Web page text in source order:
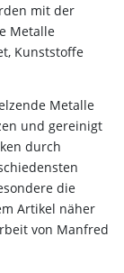
mit der
Metalle
Kunststoffe
Metalle
und gereinigt
durch
die
Artikel näher
von Manfred